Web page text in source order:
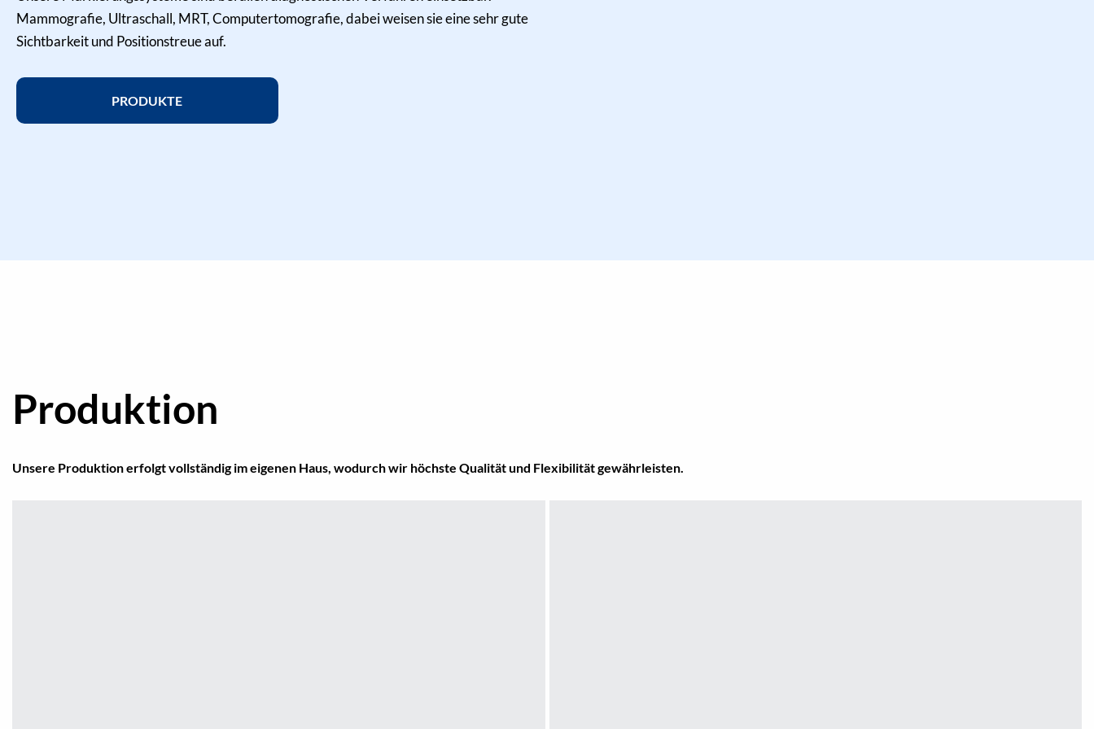
Mammografie, Ultraschall, MRT, Computertomografie, dabei weisen sie eine sehr gute
Sichtbarkeit und Positionstreue auf.
PRODUKTE
Produktion
Unsere Produktion erfolgt vollständig im eigenen Haus, wodurch wir höchste Qualität und Flexibilität gewährleisten.